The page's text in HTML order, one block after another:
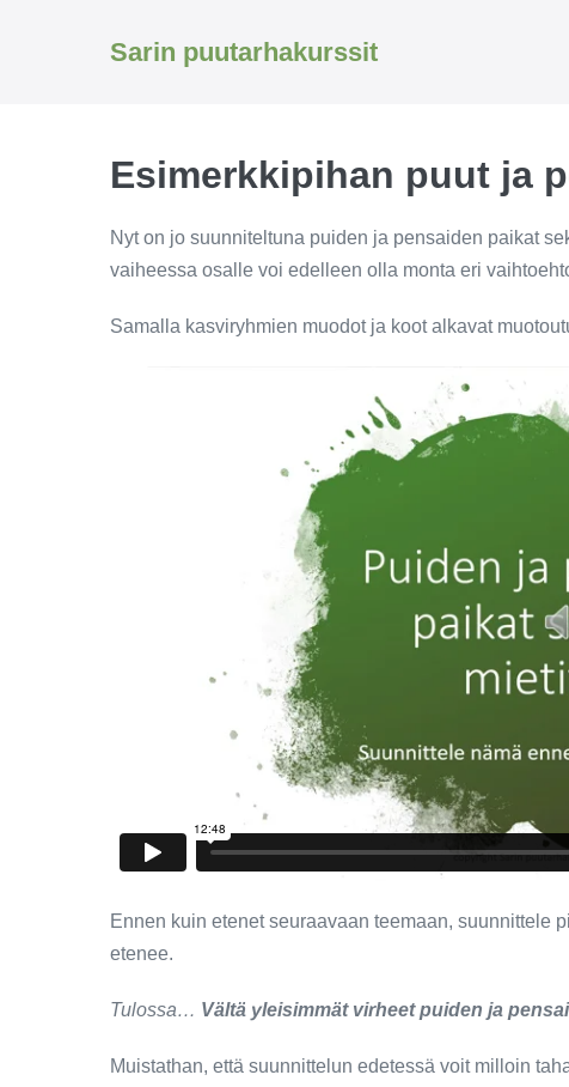
Sarin puutarhakurssit
Esimerkkipihan puut ja
Nyt on jo suunniteltuna puiden ja pensaiden paikat
vaiheessa osalle voi edelleen olla monta eri
Samalla kasviryhmien muodot ja koot alkavat
Ennen kuin etenet seuraavaan teemaan, suunnittele
etenee.
Tulossa… Vältä yleisimmät virheet puiden ja
Muistathan, että suunnittelun edetessä voit milloin